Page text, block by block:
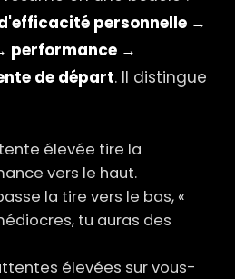
personnelle →
performance →
de départ. Il distingue
élevée tire la
vers le haut.
la tire vers le bas, «
tu auras des
élevées sur vous-